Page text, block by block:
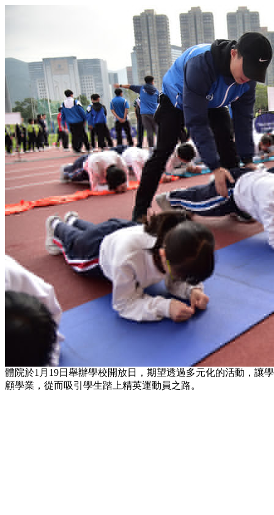
體院於1月19日舉辦學校開放日，期望透過多元化的活動，讓
顧學業，從而吸引學生踏上精英運動員之路。